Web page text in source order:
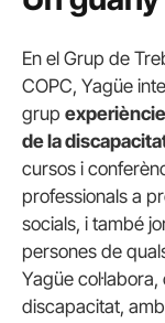
En el Grup de
COPC, Yagüe
grup
de la
cursos i
professionals a
socials, i també
persones de
Yagüe
discapacitat, amb